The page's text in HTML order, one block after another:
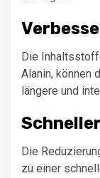
Die
Alanin, können
längere und
Die
zu einer